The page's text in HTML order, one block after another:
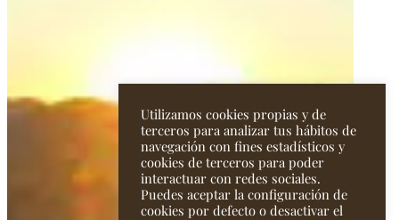
Utilizamos cookies propias y de
terceros para analizar tus hábitos de
navegación con fines estadísticos y
cookies de terceros para poder
interactuar con redes sociales.
Puedes aceptar la configuración de
cookies por defecto o desactivar el